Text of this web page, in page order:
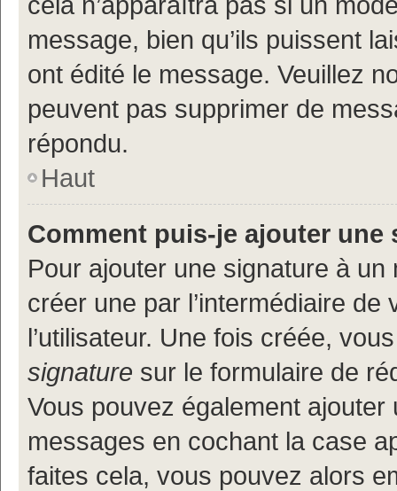
message, bien qu’ils puissent
ont édité le message. Veuillez
peuvent pas supprimer de
répondu.
Haut
Comment puis-je ajouter une
Pour ajouter une signature à
créer une par l’intermédiaire
l’utilisateur. Une fois créée,
signature sur le formulaire de
Vous pouvez également
messages en cochant la case
faites cela, vous pouvez alors